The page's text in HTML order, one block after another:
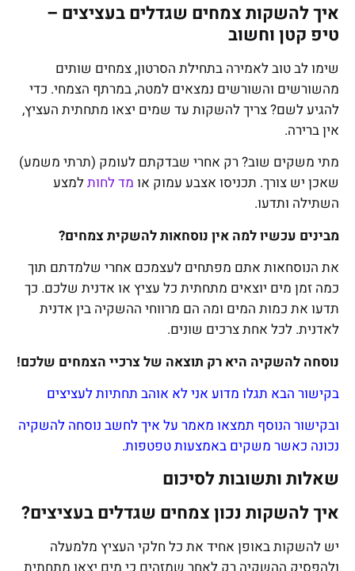
איך להשקות צמחים שגדלים בעציצים –
טיפ קטן וחשוב
שימו לב טוב לאמירה בתחילת הסרטון, צמחים שותים
מהשורשים והשורשים נמצאים למטה, במרתף הצמחי. כדי
להגיע לשם? צריך להשקות עד שמים יצאו מתחתית העציץ,
אין ברירה.
מתי משקים שוב? רק אחרי שבדקתם לעומק (תרתי משמע)
שאכן יש צורך. תכניסו אצבע עמוק או מד לחות למצע
השתילה ותדעו.
מבינים עכשיו למה אין נוסחאות להשקית צמחים?
את הנוסחאות אתם מפתחים לעצמכם אחרי שלמדתם תוך
כמה זמן מים יוצאים מתחתית כל עציץ או אדנית שלכם. כך
תדעו את כמות המים ומה הם מרווחי ההשקיה בין אדנית
לאדנית. לכל אחת צרכים שונים.
נוסחה להשקיה היא רק תוצאה של צרכיי הצמחים שלכם!
בקישור הבא תגלו מדוע אני לא אוהב תחתיות לעציצים
ובקישור הנוסף תמצאו מאמר על איך לחשב נוסחה להשקיה
נכונה כאשר משקים באמצעות טפטפות.
שאלות ותשובות לסיכום
איך להשקות נכון צמחים שגדלים בעציצים?
יש להשקות באופן אחיד את כל חלקי העציץ מלמעלה